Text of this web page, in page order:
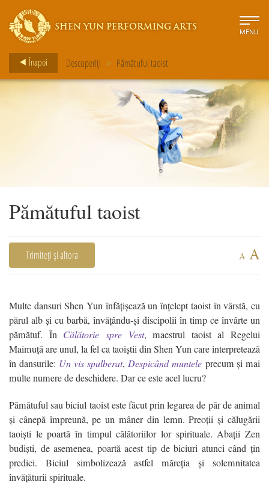
SHEN YUN PERFORMING ARTS MENU
Înapoi Descoperiți > Pămătuful taoist
Pămătuful taoist
Trimiteți și altora A A
Multe dansuri Shen Yun înfățișează un înțelept taoist în vârstă, cu
părul alb și cu barbă, învățându-și discipolii în timp ce învârte un
pămătuf. În Călătorie spre Vest, maestrul taoist al Regelui
Maimuță are unul, la fel ca taoiștii din Shen Yun care interpretează
în dansurile: Un vis spulberat, Despicând muntele precum și mai
multe numere de deschidere. Dar ce este acel lucru?
Pămătuful sau biciul taoist este făcut prin legarea de păr de animal
și cânepă împreună, pe un mâner din lemn. Preoții și călugării
taoiști le poartă în timpul călătoriilor lor spirituale. Abaţii Zen
budişti, de asemenea, poartă acest tip de biciuri atunci când ţin
predici. Biciul simbolizează astfel măreția și solemnitatea
învățăturii spirituale.